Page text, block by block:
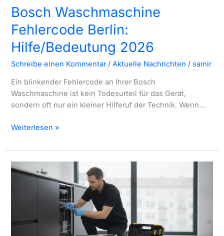
Bosch Waschmaschine
Fehlercode Berlin:
Hilfe/Bedeutung 2026
Schreibe einen Kommentar /Aktuelle Nachrichten / samir
Ein blinkender Fehlercode an Ihrer Bosch
Waschmaschine ist kein Todesurteil für das Gerät,
sondern oft nur ein kleiner Hilferuf der Technik. Wenn…
Bosch
Fehlercode
Berlin:
Hilfe/Bedeutung
Weiterlesen »